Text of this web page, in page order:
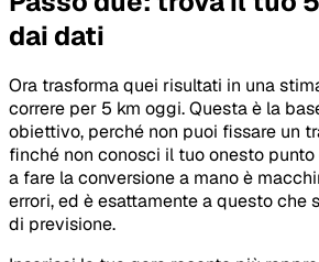
dai dati
Ora trasforma quei risultati in una
correre per 5 km oggi. Questa è la
obiettivo, perché non puoi fissare un
finché non conosci il tuo onesto
a fare la conversione a mano è
errori, ed è esattamente a questo che
di previsione.